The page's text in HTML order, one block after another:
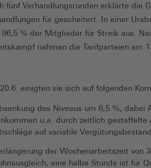
fünf Verhandlungsrunden erklärte die
für gescheitert. In einer
96,5 % der Mitglieder für Streik aus.
nahmen die Tarifparteien am
einigten sie sich auf folgenden
des Niveaus um 6,5 %, dabei
u.a. durch zeitlich gestaffelte
auf variable
der Wochenarbeitszeit von
eine halbe Stunde ist für